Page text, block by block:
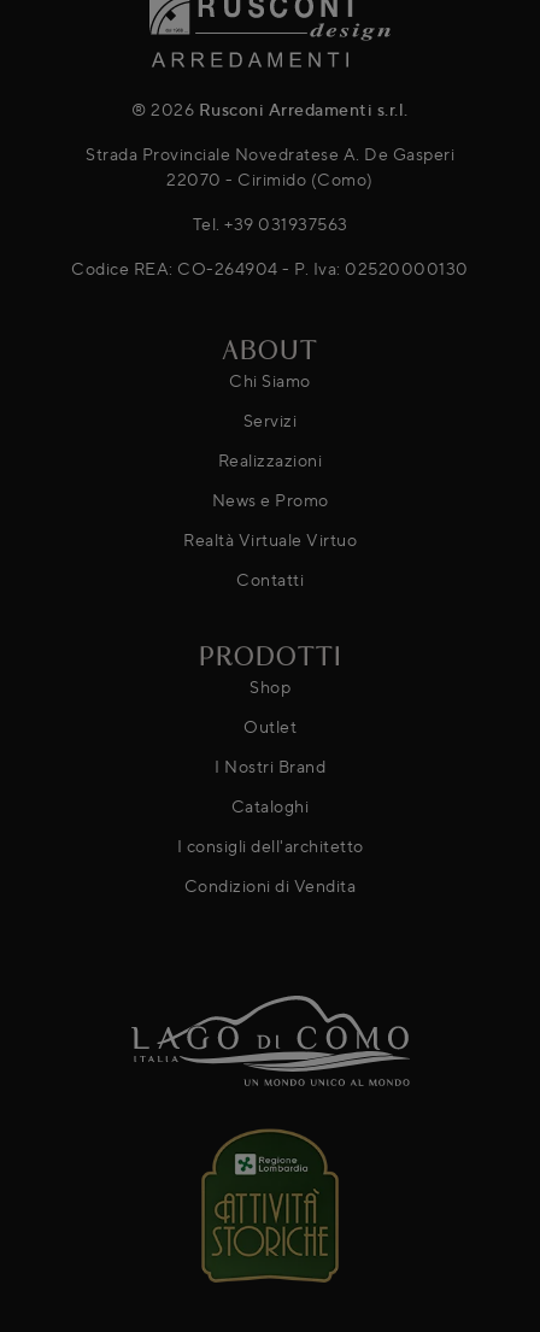
® 2026 Rusconi Arredamenti s.r.l.
Strada Provinciale Novedratese A. De Gasperi
22070 - Cirimido (Como)
Tel. +39 031937563
Codice REA: CO-264904 - P. Iva: 02520000130
ABOUT
Chi Siamo
Servizi
Realizzazioni
News e Promo
Realtà Virtuale Virtuo
Contatti
PRODOTTI
Shop
Outlet
I Nostri Brand
Cataloghi
I consigli dell'architetto
Condizioni di Vendita